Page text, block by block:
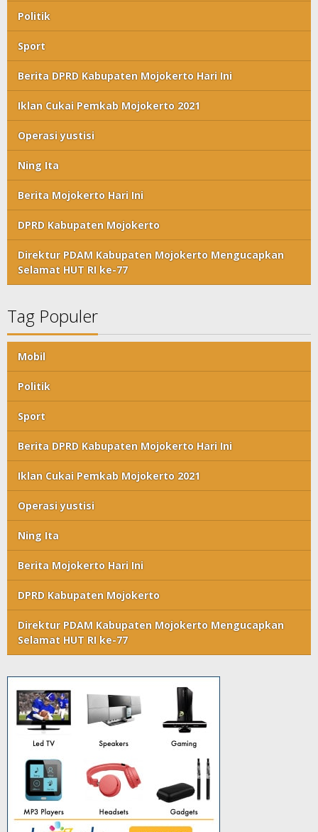
Politik
Sport
Berita DPRD Kabupaten Mojokerto Hari Ini
Iklan Cukai Pemkab Mojokerto 2021
Operasi yustisi
Ning Ita
Berita Mojokerto Hari Ini
DPRD Kabupaten Mojokerto
Direktur PDAM Kabupaten Mojokerto Mengucapkan
Selamat HUT RI ke-77
Tag Populer
Mobil
Politik
Sport
Berita DPRD Kabupaten Mojokerto Hari Ini
Iklan Cukai Pemkab Mojokerto 2021
Operasi yustisi
Ning Ita
Berita Mojokerto Hari Ini
DPRD Kabupaten Mojokerto
Direktur PDAM Kabupaten Mojokerto Mengucapkan
Selamat HUT RI ke-77